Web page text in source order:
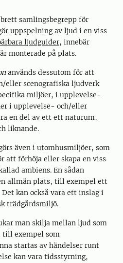
samlingsbegrepp för
uppspelning av ljud i en viss
ljudguider, innebär
monterade på plats.
används dessutom för att
eller scenografiska ljudverk
miljöer, i upplevelse-
i upplevelse- och/eller
en del av ett ett naturum,
liknande.
även i utomhusmiljöer, som
förhöja eller skapa en viss
ambiens. En sådan
allmän plats, till exempel ett
kan också vara ett inslag i
trädgårdsmiljö.
man skilja mellan ljud som
till exempel som
startas av händelser runt
kan vara tidsstyrning,